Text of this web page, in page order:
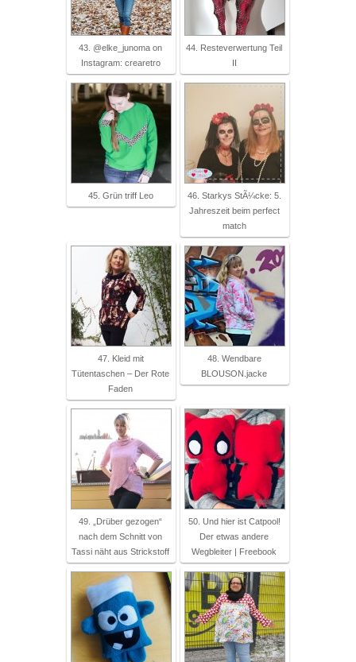
43. @elke_junoma on
Instagram: crearetro
44. Resteverwertung Teil
II
45. Grün triff Leo
46. Starkys StÃ¼cke: 5.
Jahreszeit beim perfect
match
47. Kleid mit
Tütentaschen – Der Rote
Faden
48. Wendbare
BLOUSON.jacke
49. „Drüber gezogen“
nach dem Schnitt von
Tassi näht aus Strickstoff
50. Und hier ist Catpool!
Der etwas andere
Wegbleiter | Freebook